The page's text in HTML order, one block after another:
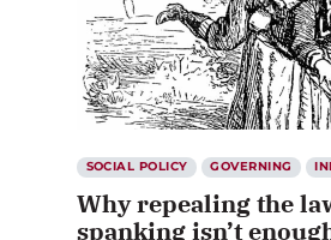
SOCIAL POLICY GOVERNING
Why repealing the
spanking isn’t